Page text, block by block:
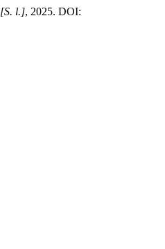
[S. l.], 2025. DOI: